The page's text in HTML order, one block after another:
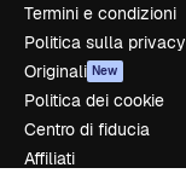
Termini e condizioni
Politica sulla privacy
Originali New
Politica dei cookie
Centro di fiducia
Affiliati